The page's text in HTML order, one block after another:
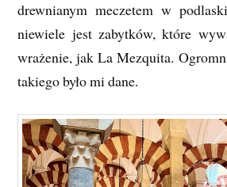
drewnianym meczetem w
niewiele jest zabytków, które
wrażenie, jak La Mezquita.
takiego było mi dane.